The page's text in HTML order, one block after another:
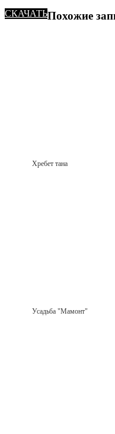
СКАЧАТЬПохожие
Хребет тана
Усадьба "Мамонт"